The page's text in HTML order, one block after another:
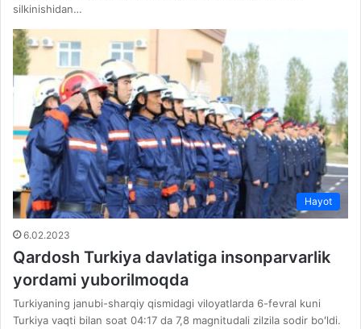
silkinishidan…
Hayot
6.02.2023
Qardosh Turkiya davlatiga insonparvarlik
yordami yuborilmoqda
Turkiyaning janubi-sharqiy qismidagi viloyatlarda 6-fevral kuni
Turkiya vaqti bilan soat 04:17 da 7,8 magnitudali zilzila sodir boʻldi.